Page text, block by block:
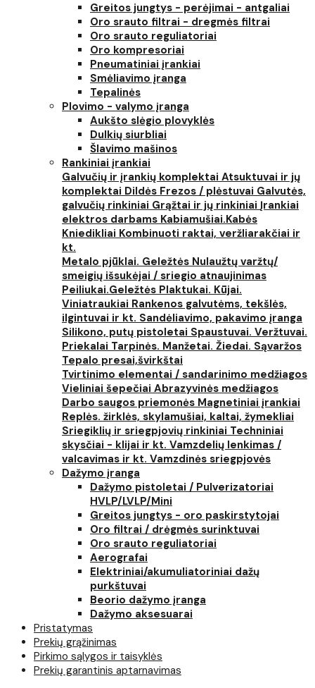
Greitos jungtys - perėjimai - antgaliai
Oro srauto filtrai - dregmės filtrai
Oro srauto reguliatoriai
Oro kompresoriai
Pneumatiniai įrankiai
Smėliavimo įranga
Tepalinės
Plovimo - valymo įranga
Aukšto slėgio plovyklės
Dulkių siurbliai
Šlavimo mašinos
Rankiniai įrankiai
Galvučių ir įrankių komplektai Atsuktuvai ir jų
komplektai Dildės Frezos / plėstuvai Galvutės,
galvučių rinkiniai Grąžtai ir jų rinkiniai Įrankiai
elektros darbams Kabiamušiai.Kabės
Kniedikliai Kombinuoti raktai, veržliarakčiai ir
kt.
Metalo pjūklai. Geležtės Nulaužtų varžtų/
smeigių išsukėjai / sriegio atnaujinimas
Peiliukai.Geležtės Plaktukai. Kūjai.
Viniatraukiai Rankenos galvutėms, tekšlės,
ilgintuvai ir kt. Sandėliavimo, pakavimo įranga
Silikono, putų pistoletai Spaustuvai. Veržtuvai.
Priekalai Tarpinės. Manžetai. Žiedai. Sąvaržos
Tepalo presai,švirkštai
Tvirtinimo elementai / sandarinimo medžiagos
Vieliniai šepečiai Abrazyvinės medžiagos
Darbo saugos priemonės Magnetiniai įrankiai
Replės. žirklės, skylamušiai, kaltai, žymekliai
Sriegiklių ir sriegpjovių rinkiniai Techniniai
skysčiai - klijai ir kt. Vamzdelių lenkimas /
valcavimas ir kt. Vamzdinės sriegpjovės
Dažymo įranga
Dažymo pistoletai / Pulverizatoriai
HVLP/LVLP/Mini
Greitos jungtys - oro paskirstytojai
Oro filtrai / drėgmės surinktuvai
Oro srauto reguliatoriai
Aerografai
Elektriniai/akumuliatoriniai dažų
purkštuvai
Beorio dažymo įranga
Dažymo aksesuarai
Pristatymas
Prekių grąžinimas
Pirkimo sąlygos ir taisyklės
Prekių garantinis aptarnavimas